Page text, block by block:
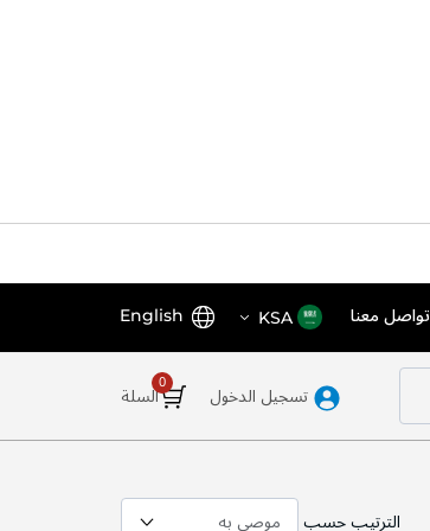
تواصل معنا اختر
المتجر
KSA اللغة English
السلة تسجيل الدخول
الترتيب حسب